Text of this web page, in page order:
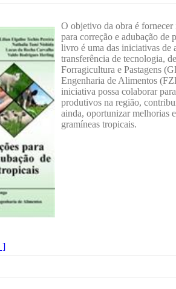
O objetivo da obra é fornecer
para correção e adubação de
livro é uma das iniciativas de
transferência de tecnologia,
Forragicultura e Pastagens
Engenharia de Alimentos
iniciativa possa colaborar
produtivos na região,
ainda, oportunizar melhorias
gramíneas tropicais.
]